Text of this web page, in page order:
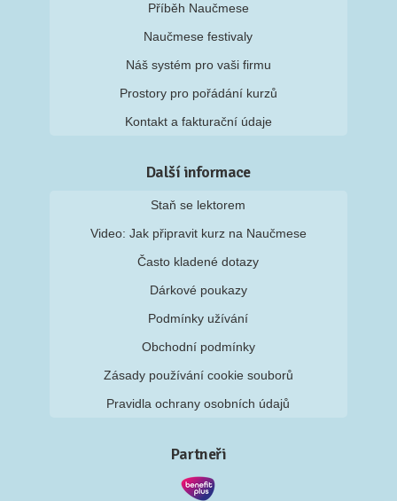
Příběh Naučmese
Naučmese festivaly
Náš systém pro vaši firmu
Prostory pro pořádání kurzů
Kontakt a fakturační údaje
Další informace
Staň se lektorem
Video: Jak připravit kurz na Naučmese
Často kladené dotazy
Dárkové poukazy
Podmínky užívání
Obchodní podmínky
Zásady používání cookie souborů
Pravidla ochrany osobních údajů
Partneři